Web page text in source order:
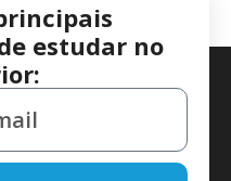
estudar no